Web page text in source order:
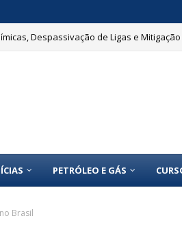
Despassivação de Ligas e
PETRÓLEO E GÁS
Brasil